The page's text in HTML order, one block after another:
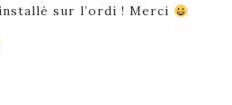
sur l’ordi ! Merci